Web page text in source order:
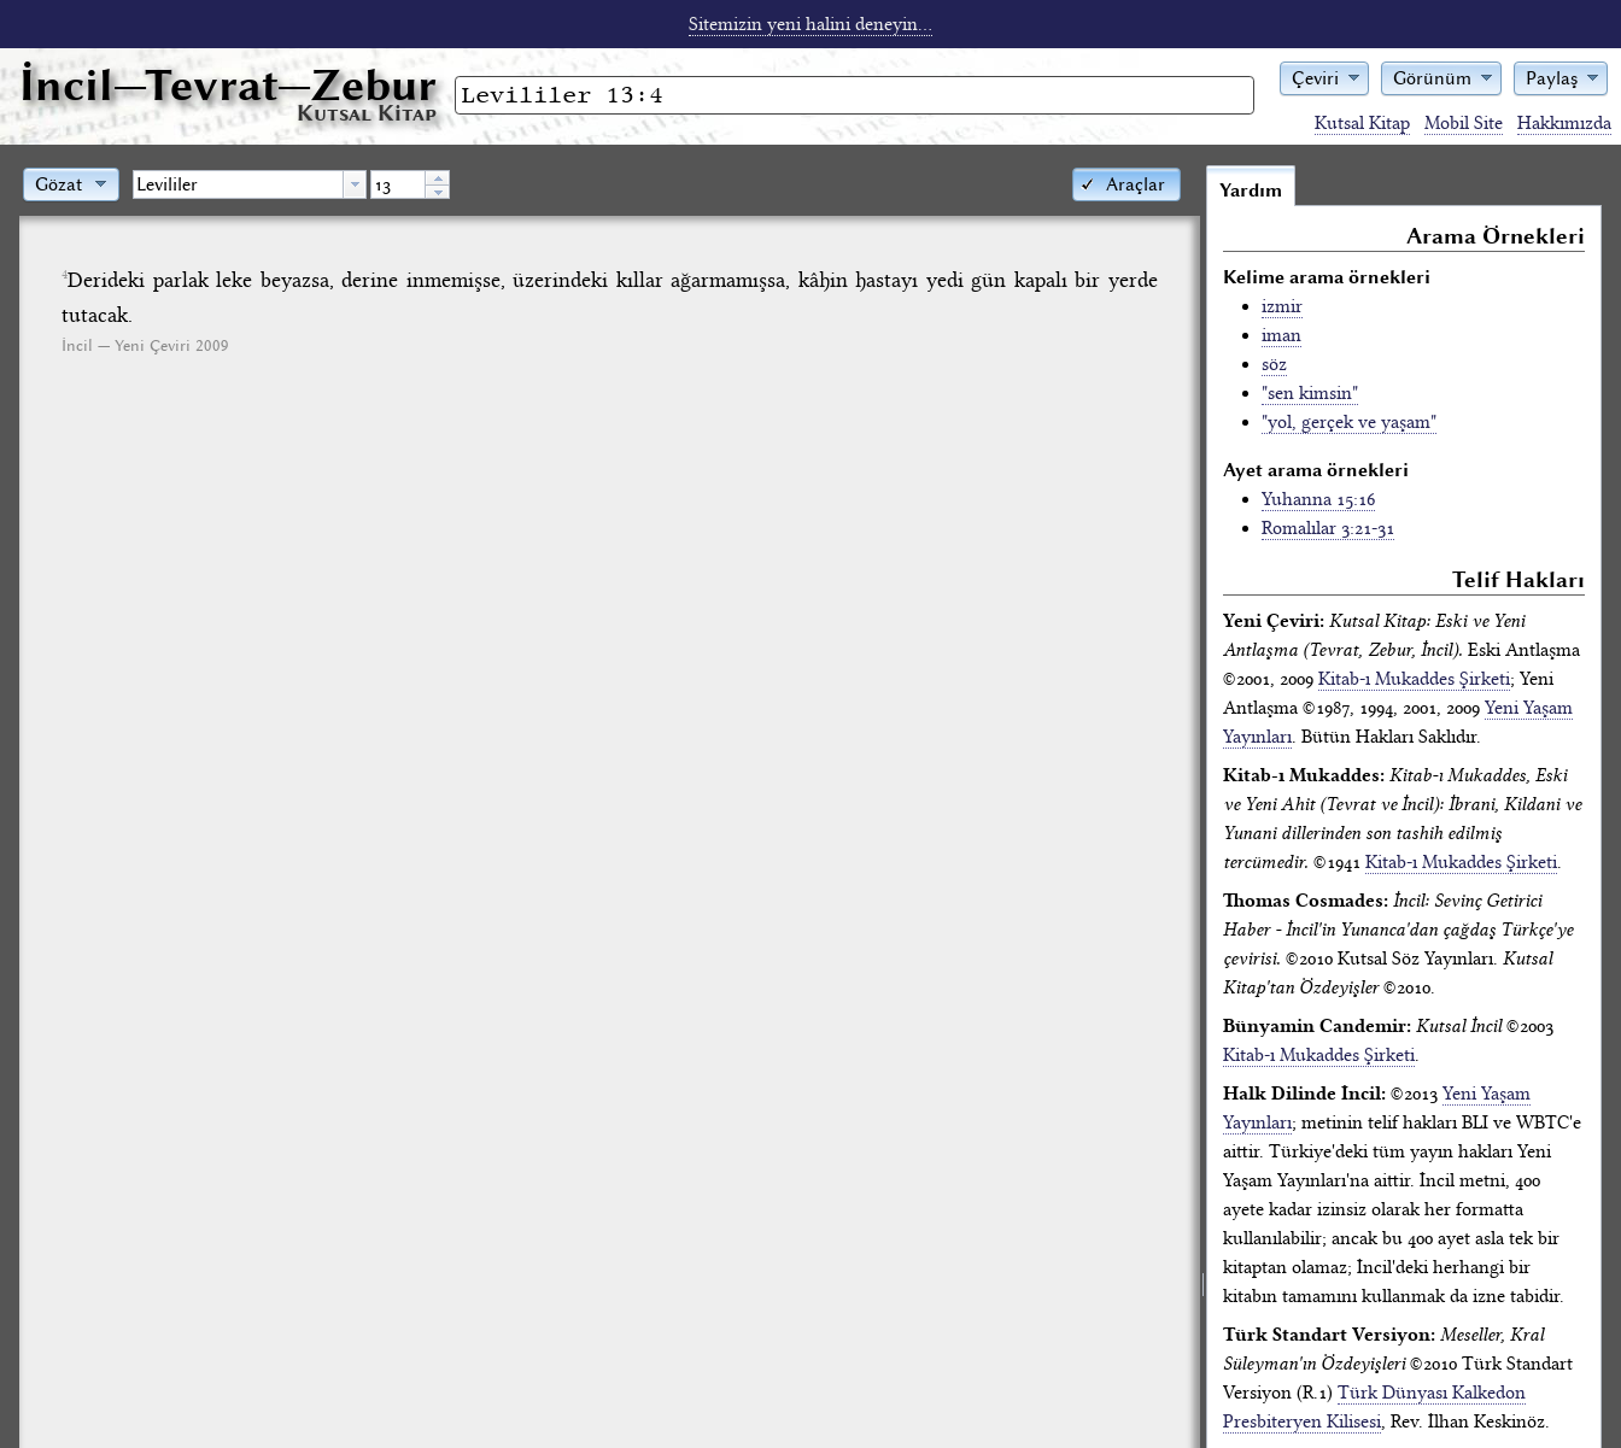
Sitemizin yeni halini deneyin...
İncil—Tevrat—Zebur
Kutsal Kitap
Çeviri Görünüm Paylaş
Kutsal Kitap Mobil Site Hakkımızda
Araçlar
Gözat
4Derideki parlak leke beyazsa, derine inmemişse, üzerindeki kıllar ağarmamışsa, kâhin hastayı yedi gün kapalı bir yerde
tutacak.
İncil — Yeni Çeviri 2009
Yardım
Arama Örnekleri
Kelime arama örnekleri
izmir
iman
söz
"sen kimsin"
"yol, gerçek ve yaşam"
Ayet arama örnekleri
Yuhanna 15:16
Romalılar 3:21-31
Telif Hakları
Yeni Çeviri: Kutsal Kitap: Eski ve Yeni
Antlaşma (Tevrat, Zebur, İncil). Eski Antlaşma
©2001, 2009 Kitab-ı Mukaddes Şirketi; Yeni
Antlaşma ©1987, 1994, 2001, 2009 Yeni Yaşam
Yayınları. Bütün Hakları Saklıdır.
Kitab-ı Mukaddes: Kitab-ı Mukaddes, Eski
ve Yeni Ahit (Tevrat ve İncil): İbrani, Kildani ve
Yunani dillerinden son tashih edilmiş
tercümedir. ©1941 Kitab-ı Mukaddes Şirketi.
Thomas Cosmades: İncil: Sevinç Getirici
Haber - İncil'in Yunanca'dan çağdaş Türkçe'ye
çevirisi. ©2010 Kutsal Söz Yayınları. Kutsal
Kitap'tan Özdeyişler©2010.
Bünyamin Candemir: Kutsal İncil©2003
Kitab-ı Mukaddes Şirketi.
Halk Dilinde İncil: ©2013 Yeni Yaşam
Yayınları; metinin telif hakları BLI ve WBTC'e
aittir. Türkiye'deki tüm yayın hakları Yeni
Yaşam Yayınları'na aittir. İncil metni, 400
ayete kadar izinsiz olarak her formatta
kullanılabilir; ancak bu 400 ayet asla tek bir
kitaptan olamaz; İncil'deki herhangi bir
kitabın tamamını kullanmak da izne tabidir.
Türk Standart Versiyon: Meseller, Kral
Süleyman'ın Özdeyişleri©2010 Türk Standart
Versiyon (R.1) Türk Dünyası Kalkedon
Presbiteryen Kilisesi, Rev. İlhan Keskinöz.